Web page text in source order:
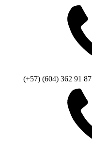
(+57) (604) 362 91 87